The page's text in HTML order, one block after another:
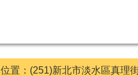
位置：(251)新北市淡水區真理